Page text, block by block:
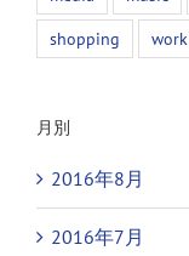
shopping
work
月別
2016年8月
2016年7月